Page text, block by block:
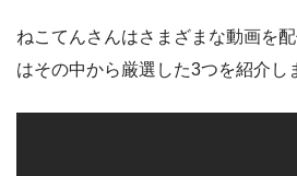
ねこてんさんはさまざまな動画を
はその中から厳選した3つを紹介し